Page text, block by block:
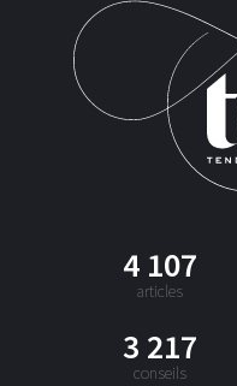
4 107
articles
3 217
conseils